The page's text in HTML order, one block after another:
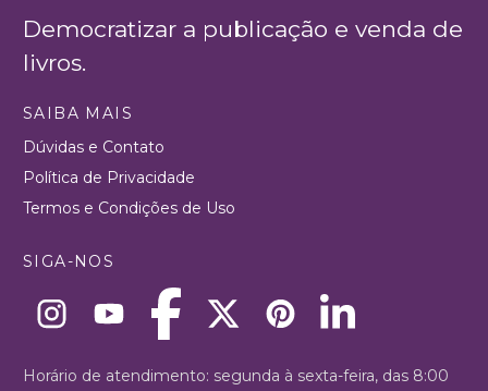
Democratizar a publicação e venda de
livros.
SAIBA MAIS
Dúvidas e Contato
Política de Privacidade
Termos e Condições de Uso
SIGA-NOS
Horário de atendimento: segunda à sexta-feira, das 8:00